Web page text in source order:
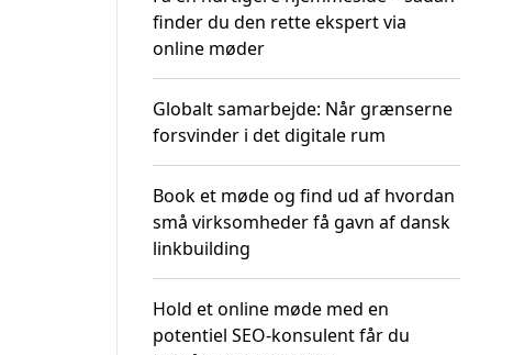
finder du den rette ekspert via
online møder
Globalt samarbejde: Når grænserne
forsvinder i det digitale rum
Book et møde og find ud af hvordan
små virksomheder få gavn af dansk
linkbuilding
Hold et online møde med en
potentiel SEO-konsulent får du